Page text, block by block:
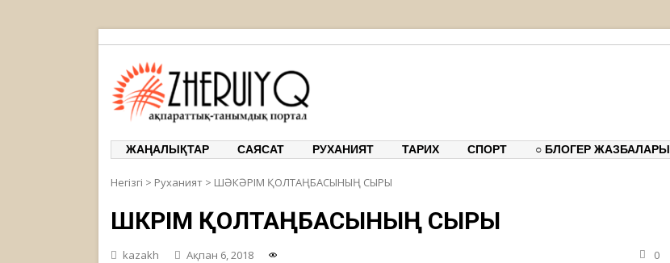
ЖАҢАЛЫҚТАР САЯСАТ РУХАНИЯТ ТАРИХ СПОРТ ○ БЛОГЕР ЖАЗБАЛАРЫ
Негізгі > Руханият > ШӘКӘРІМ ҚОЛТАҢБАСЫНЫҢ СЫРЫ
ШӘКӘРІМ ҚОЛТАҢБАСЫНЫҢ СЫРЫ
kazakh Ақпан 6, 2018 0